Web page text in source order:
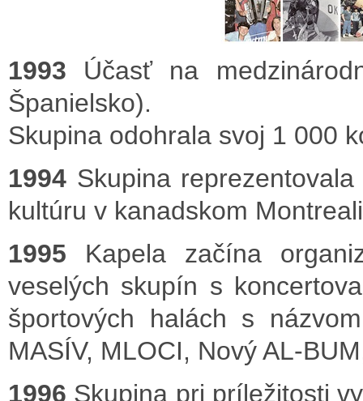
1993 Účasť na
Španielsko).
Skupina odohrala svoj 1 000
1994 Skupina
kultúru v kanadskom
1995 Kapela začína
veselých skupín s
športových halách s
MASÍV, MLOCI, Nový AL-
1996 Skupina pri príležitosti